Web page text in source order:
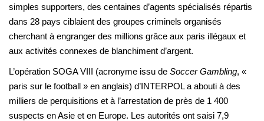
simples supporters, des centaines d’agents spécialisés répartis
dans 28 pays ciblaient des groupes criminels organisés
cherchant à engranger des millions grâce aux paris illégaux et
aux activités connexes de blanchiment d’argent.
L’opération SOGA VIII (acronyme issu de Soccer Gambling, «
paris sur le football » en anglais) d’INTERPOL a abouti à des
milliers de perquisitions et à l’arrestation de près de 1 400
suspects en Asie et en Europe. Les autorités ont saisi 7,9